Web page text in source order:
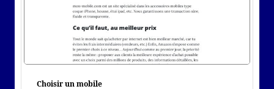
Choisir un mobile